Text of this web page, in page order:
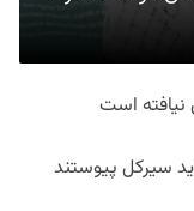
نیافته است
سیرکل پیوستند